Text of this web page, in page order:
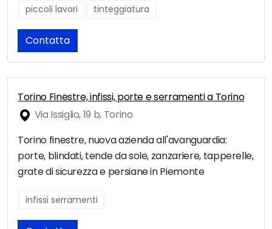
piccoli lavori tinteggiatura
Contatta
Torino Finestre, infissi, porte e serramenti a Torino
Via Issiglio, 19 b, Torino
Torino finestre, nuova azienda all'avanguardia:
porte, blindati, tende da sole, zanzariere, tapperelle,
grate di sicurezza e persiane in Piemonte
infissi serramenti